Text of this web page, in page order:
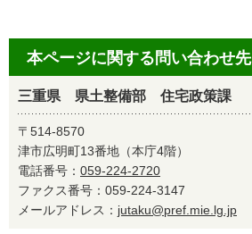
本ページに関する問い合わせ先
三重県 県土整備部 住宅政策課
〒514-8570
津市広明町13番地（本庁4階）
電話番号： 059-224-2720
ファクス番号：059-224-3147
メールアドレス： jutaku@pref.mie.lg.jp